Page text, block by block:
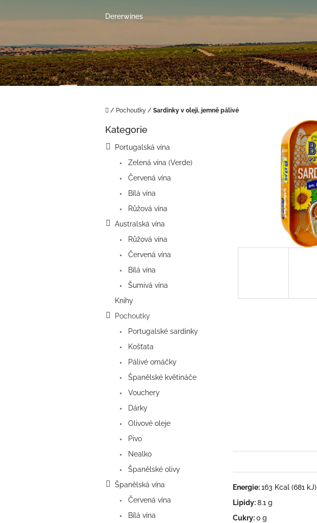
Dererwines
Domů
/ Pochoutky / Sardinky v oleji, jemně pálivé
Přeskočit
Kategorie
Portugalská vína
Zelená vína (Verde)
Červená vína
Bílá vína
Růžová vína
Australská vína
Růžová vína
Červená vína
Bílá vína
Šumivá vína
Knihy
Pochoutky
Portugalské sardinky
Košťata
Pálivé omáčky
Španělské květináče
Vouchery
Dárky
Olivové oleje
Pivo
Nealko
Španělské olivy
Španělská vína
Červená vína
Bílá vína
Energie:163 Kcal (681 kJ)
Lipidy:8.1 g
Cukry:0 g